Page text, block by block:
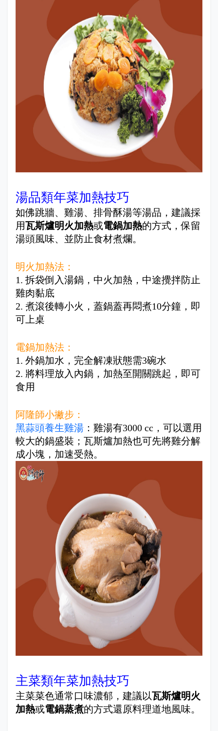
湯品類年菜加熱技巧
如佛跳牆、雞湯、排骨酥湯等湯品，建議採
用瓦斯爐明火加熱或電鍋加熱的方式，保留
湯頭風味、並防止食材煮爛。
明火加熱法：
1. 拆袋倒入湯鍋，中火加熱，中途攪拌防止
雞肉黏底
2. 煮滾後轉小火，蓋鍋蓋再悶煮10分鐘，即
可上桌
電鍋加熱法：
1. 外鍋加水，完全解凍狀態需3碗水
2. 將料理放入內鍋，加熱至開關跳起，即可
食用
阿隆師小撇步：
黑蒜頭養生雞湯 ：雞湯有3000 cc，可以選用
較大的鍋盛裝；瓦斯爐加熱也可先將雞分解
成小塊，加速受熱。
主菜類年菜加熱技巧
主菜菜色通常口味濃郁，建議以瓦斯爐明火
加熱或電鍋蒸煮的方式還原料理道地風味。